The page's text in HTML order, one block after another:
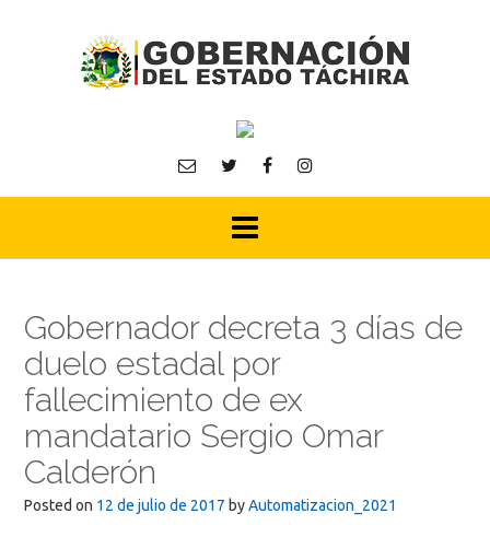
Gobernador decreta 3 días de
duelo estadal por
fallecimiento de ex
mandatario Sergio Omar
Calderón
Posted on 12 de julio de 2017 byAutomatizacion_2021